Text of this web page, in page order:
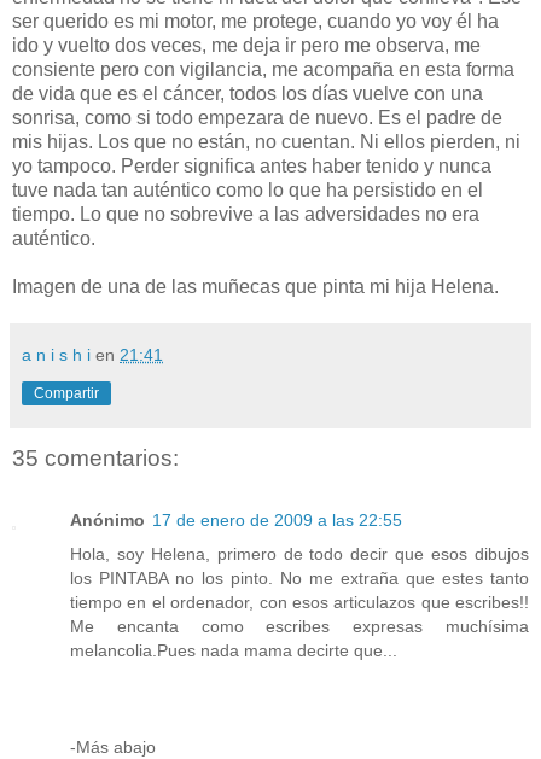
ser querido es mi motor, me protege, cuando yo voy él ha
ido y vuelto dos veces, me deja ir pero me observa, me
consiente pero con vigilancia, me acompaña en esta forma
de vida que es el cáncer, todos los días vuelve con una
sonrisa, como si todo empezara de nuevo. Es el padre de
mis hijas. Los que no están, no cuentan. Ni ellos pierden, ni
yo tampoco. Perder significa antes haber tenido y nunca
tuve nada tan auténtico como lo que ha persistido en el
tiempo. Lo que no sobrevive a las adversidades no era
auténtico.
Imagen de una de las muñecas que pinta mi hija Helena.
a n i s h i en 21:41
Compartir
35 comentarios:
Anónimo 17 de enero de 2009 a las 22:55
Hola, soy Helena, primero de todo decir que esos dibujos
los PINTABA no los pinto. No me extraña que estes tanto
tiempo en el ordenador, con esos articulazos que escribes!!
Me encanta como escribes expresas muchísima
melancolia.Pues nada mama decirte que...
-Más abajo